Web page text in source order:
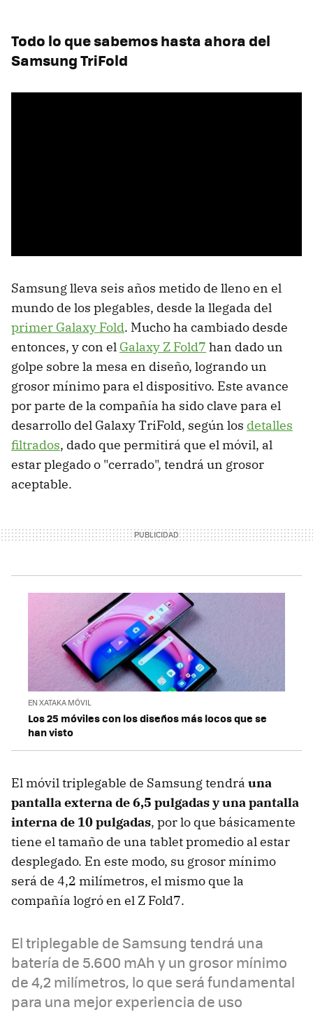
Todo lo que sabemos hasta ahora del
Samsung TriFold
Samsung lleva seis años metido de lleno en el
mundo de los plegables, desde la llegada del
primer Galaxy Fold. Mucho ha cambiado desde
entonces, y con el Galaxy Z Fold7 han dado un
golpe sobre la mesa en diseño, logrando un
grosor mínimo para el dispositivo. Este avance
por parte de la compañía ha sido clave para el
desarrollo del Galaxy TriFold, según los detalles
filtrados, dado que permitirá que el móvil, al
estar plegado o "cerrado", tendrá un grosor
aceptable.
EN XATAKA MÓVIL
Los 25 móviles con los diseños más locos que se
han visto
El móvil triplegable de Samsung tendrá una
pantalla externa de 6,5 pulgadas y una pantalla
interna de 10 pulgadas, por lo que básicamente
tiene el tamaño de una tablet promedio al estar
desplegado. En este modo, su grosor mínimo
será de 4,2 milímetros, el mismo que la
compañía logró en el Z Fold7.
El triplegable de Samsung tendrá una
batería de 5.600 mAh y un grosor mínimo
de 4,2 milímetros, lo que será fundamental
para una mejor experiencia de uso